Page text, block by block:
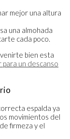
mejor una altura
una almohada
cada poco.
bien esta
un descanso
espalda ya
movimientos del
firmeza y el